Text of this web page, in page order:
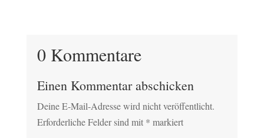
0 Kommentare
Einen Kommentar abschicken
Deine E-Mail-Adresse wird nicht veröffentlicht.
Erforderliche Felder sind mit * markiert